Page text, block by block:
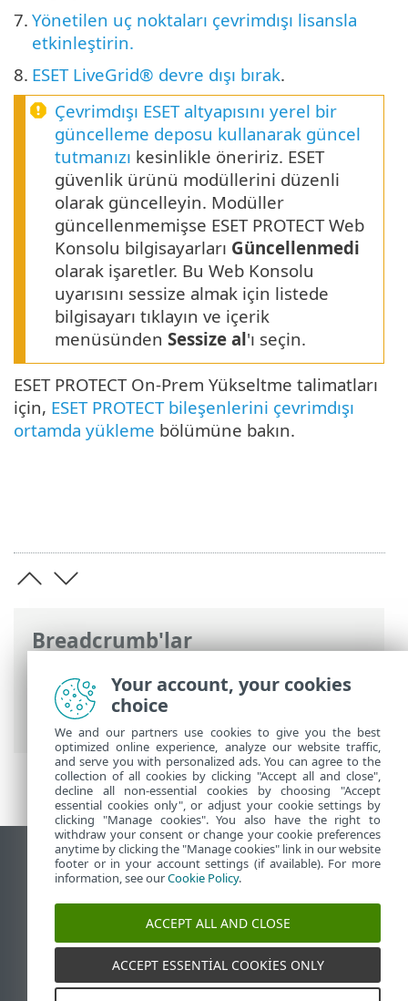
Breadcrumb'lar
ESET Online Yardım>ESET PROTECT On-
Prem>Yükle> ESET PROTECT On-Prem
için çevrimdışı yükleme senaryosu
7. Yönetilen uç noktaları çevrimdışı lisansla
etkinleştirin.
8. ESET LiveGrid® devre dışı bırak.
Çevrimdışı ESET altyapısını yerel bir
güncelleme deposu kullanarak güncel
tutmanızı kesinlikle öneririz. ESET
güvenlik ürünü modüllerini düzenli
olarak güncelleyin. Modüller
güncellenmemişse ESET PROTECT Web
Konsolu bilgisayarları Güncellenmedi
olarak işaretler. Bu Web Konsolu
uyarısını sessize almak için listede
bilgisayarı tıklayın ve içerik
menüsünden Sessize al'ı seçin.
ESET PROTECT On-Prem Yükseltme talimatları
için, ESET PROTECT bileşenlerini çevrimdışı
ortamda yükleme bölümüne bakın.
Masaüstü sitesini görüntüle
End of Life
ESET Bilgi Bankası
ESET Status Portal
Bölgesel destek
Your account, your cookies
choice
We and our partners use cookies to give you the best
optimized online experience, analyze our website traffic,
and serve you with personalized ads. You can agree to the
collection of all cookies by clicking "Accept all and close",
decline all non-essential cookies by choosing "Accept
essential cookies only", or adjust your cookie settings by
clicking "Manage cookies". You also have the right to
withdraw your consent or change your cookie preferences
anytime by clicking the "Manage cookies" link in our website
footer or in your account settings (if available). For more
information, see ourCookie Policy.
ACCEPT ALL AND CLOSE
ACCEPT ESSENTIAL COOKIES ONLY